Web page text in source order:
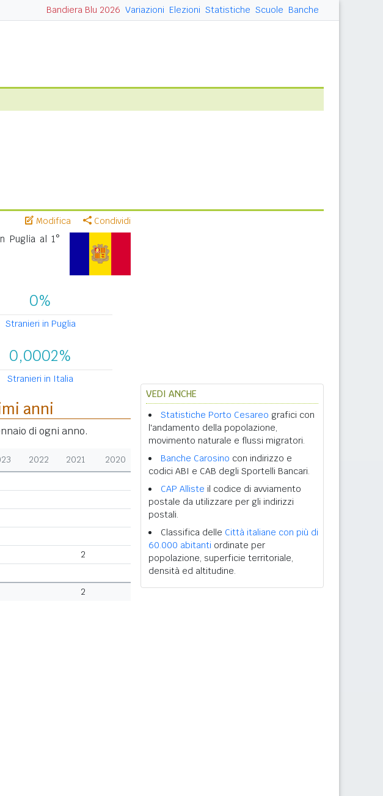
Bandiera Blu 2026 Variazioni Elezioni Statistiche Scuole Banche
Modifica Condividi
Puglia al 1°
0%
Stranieri in Puglia
0,0002%
Stranieri in Italia
anni
di ogni anno.
2022 2021
2020
2
2
VEDI ANCHE
Statistiche Porto Cesareo grafici con
l'andamento della popolazione,
movimento naturale e flussi migratori.
Banche Carosino con indirizzo e
codici ABI e CAB degli Sportelli Bancari.
CAP Alliste il codice di avviamento
postale da utilizzare per gli indirizzi
postali.
Classifica delle Città italiane con più di
60.000 abitanti ordinate per
popolazione, superficie territoriale,
densità ed altitudine.